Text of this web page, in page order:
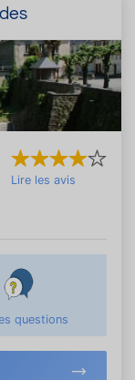
Lire les avis
questions